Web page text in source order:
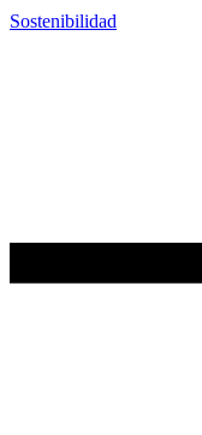
Sostenibilidad